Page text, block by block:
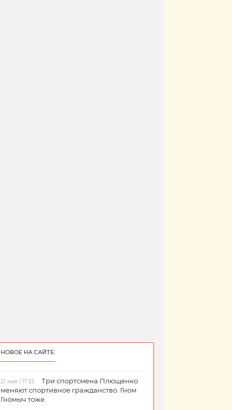
НОВОЕ НА САЙТЕ:
21 мая / 17:35
Три спортсмена Плющенко
меняют спортивное гражданство. Гном
Гномыч тоже